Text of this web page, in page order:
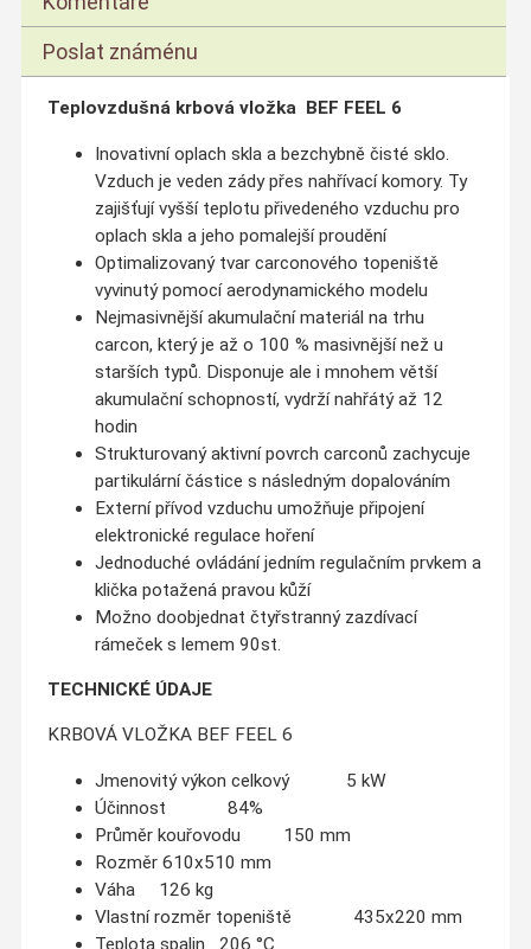
Poslat známénu
Teplovzdušná krbová vložka BEF FEEL 6
Inovativní oplach skla a bezchybně čisté sklo.
Vzduch je veden zády přes nahřívací komory. Ty
zajišťují vyšší teplotu přivedeného vzduchu pro
oplach skla a jeho pomalejší proudění
Optimalizovaný tvar carconového topeniště
vyvinutý pomocí aerodynamického modelu
Nejmasivnější akumulační materiál na trhu
carcon, který je až o 100 % masivnější než u
starších typů. Disponuje ale i mnohem větší
akumulační schopností, vydrží nahřátý až 12
hodin
Strukturovaný aktivní povrch carconů zachycuje
partikulární částice s následným dopalováním
Externí přívod vzduchu umožňuje připojení
elektronické regulace hoření
Jednoduché ovládání jedním regulačním prvkem a
klička potažená pravou kůží
Možno doobjednat čtyřstranný zazdívací
rámeček s lemem 90st.
TECHNICKÉ ÚDAJE
KRBOVÁ VLOŽKA BEF FEEL 6
Jmenovitý výkon celkový 5 kW
Účinnost 84%
Průměr kouřovodu 150 mm
Rozměr 610x510 mm
Váha 126 kg
Vlastní rozměr topeniště 435x220 mm
Teplota spalin 206 °C